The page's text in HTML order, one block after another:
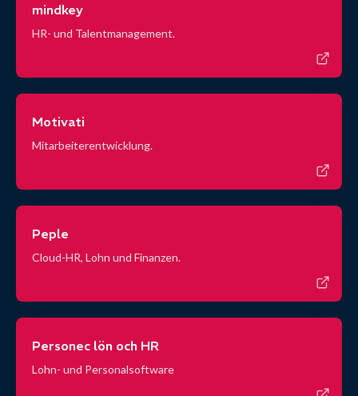
mindkey
HR- und Talentmanagement.
Motivati
Mitarbeiterentwicklung.
Peple
Cloud-HR, Lohn und Finanzen.
Personec lön och HR
Lohn- und Personalsoftware